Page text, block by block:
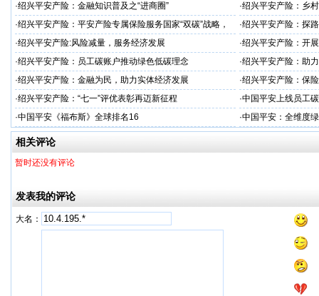
·绍兴平安产险：金融知识普及之“进商圈” ·绍兴平安产险：乡
·绍兴平安产险：平安产险专属保险服务国家“双碳”战略，
护航绿色储能产业创新发展
·绍兴平安产险：探
·绍兴平安产险:风险减量，服务经济发展 ·绍兴平安产险：开
主义思想主题教育
·绍兴平安产险：员工碳账户推动绿色低碳理念 ·绍兴平安产险：助
·绍兴平安产险：金融为民，助力实体经济发展 ·绍兴平安产险：保
·绍兴平安产险：“七一”评优表彰再迈新征程 ·中国平安上线员工
色发展
·中国平安《福布斯》全球排名16 ·中国平安：全维度
相关评论
暂时还没有评论
发表我的评论
大名：